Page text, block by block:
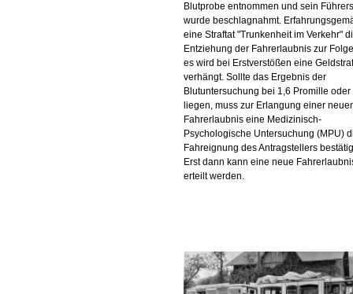
Blutprobe entnommen und sein
wurde beschlagnahmt.
eine Straftat "Trunkenheit im Verkehr"
Entziehung der Fahrerlaubnis zur
es wird bei Erstverstößen eine
verhängt. Sollte das Ergebnis der
Blutuntersuchung bei 1,6 Promille oder
liegen, muss zur Erlangung einer
Fahrerlaubnis eine Medizinisch-
Psychologische Untersuchung (MPU)
Fahreignung des Antragstellers
Erst dann kann eine neue
erteilt werden.